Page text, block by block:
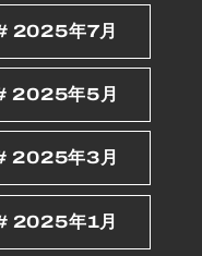
2025年7月
2025年5月
2025年3月
2025年1月